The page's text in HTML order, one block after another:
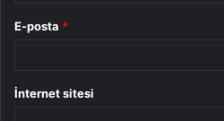
E-posta *
İnternet sitesi